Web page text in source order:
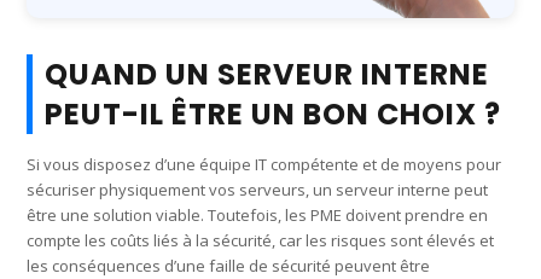
QUAND UN SERVEUR INTERNE
PEUT-IL ÊTRE UN BON CHOIX ?
Si vous disposez d’une équipe IT compétente et de moyens pour
sécuriser physiquement vos serveurs, un serveur interne peut
être une solution viable. Toutefois, les PME doivent prendre en
compte les coûts liés à la sécurité, car les risques sont élevés et
les conséquences d’une faille de sécurité peuvent être